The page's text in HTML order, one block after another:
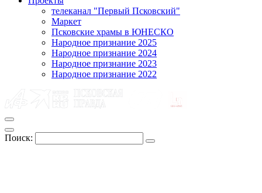
телеканал "Первый Псковский"
Маркет
Псковские храмы в ЮНЕСКО
Народное признание 2025
Народное признание 2024
Народное признание 2023
Народное признание 2022
Поиск: